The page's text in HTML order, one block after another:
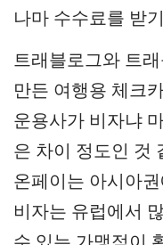
나마 수수료를 받
트래블로그와 트
만든 여행용 체크
운용사가 비자냐
은 차이 정도인 것
온페이는 아시아
비자는 유럽에서